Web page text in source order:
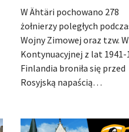
W Ähtäri pochowano 278
żołnierzy poległych
Wojny Zimowej oraz tzw.
Kontynuacyjnej z lat 1941-
Finlandia broniła się przed
Rosyjską napaścią…